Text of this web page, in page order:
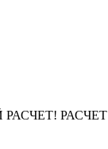
РАСЧЕТ